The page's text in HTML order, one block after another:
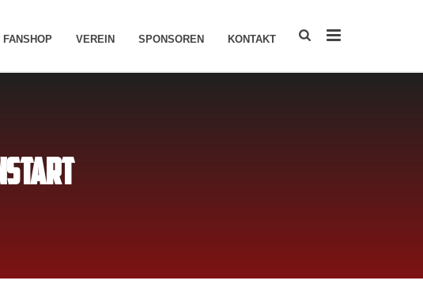
FANSHOP VEREIN SPONSOREN KONTAKT